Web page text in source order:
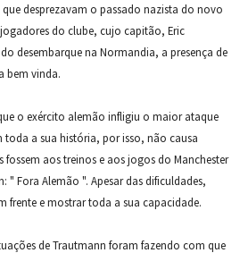
desprezavam o passado nazista do novo
do clube, cujo capitão, Eric
desembarque na Normandia, a presença de
bem vinda.
o exército alemão infligiu o maior ataque
toda a sua história, por isso, não causa
fossem aos treinos e aos jogos do Manchester
" Fora Alemão ". Apesar das dificuldades,
frente e mostrar toda a sua capacidade.
de Trautmann foram fazendo com que